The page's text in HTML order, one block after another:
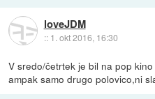
loveJDM
:: 1. okt 2016, 16:30
V sredo/četrtek je bil na pop
ampak samo drugo polovico,ni